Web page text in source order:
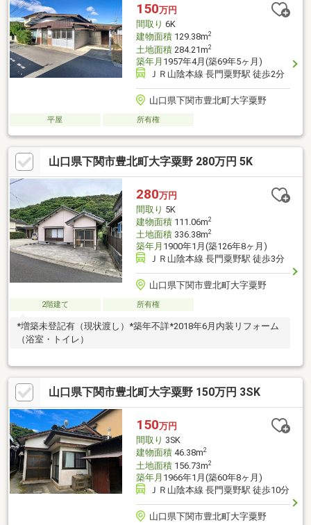
150万円
間取り 6K
建物面積129.38m2
土地面積284.21m2
築年月 1957年4月(築69年5ヶ月)
ＪＲ山陰本線 長門粟野駅 徒歩2分
山口県下関市豊北町大字粟野
平屋 所有権
山口県下関市豊北町大字粟野 280万円 5K
280万円
間取り 5K
建物面積111.06m2
土地面積336.38m2
築年月 1900年1月(築126年8ヶ月)
ＪＲ山陰本線 長門粟野駅 徒歩3分
山口県下関市豊北町大字粟野
2階建て 所有権
*増築未登記有（現状渡し）*築年不詳*2018年6月内装リフォーム
（浴室・トイレ）
山口県下関市豊北町大字粟野 150万円 3SK
150万円
間取り 3SK
建物面積46.38m2
土地面積156.73m2
築年月 1966年1月(築60年8ヶ月)
ＪＲ山陰本線 長門粟野駅 徒歩10分
山口県下関市豊北町大字粟野